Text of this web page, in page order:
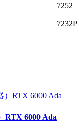
7252
7232P
RTX 6000 Ada